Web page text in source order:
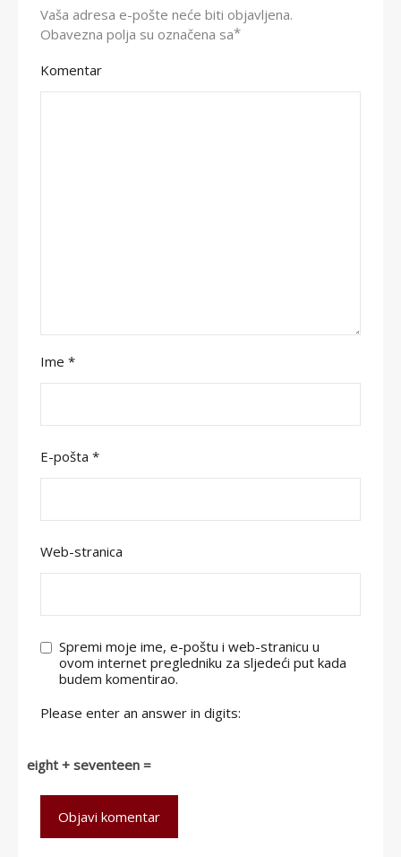
Vaša adresa e-pošte neće biti objavljena.
Obavezna polja su označena sa*
Komentar
Ime *
E-pošta *
Web-stranica
Spremi moje ime, e-poštu i web-stranicu u
ovom internet pregledniku za sljedeći put kada
budem komentirao.
Please enter an answer in digits:
eight + seventeen =